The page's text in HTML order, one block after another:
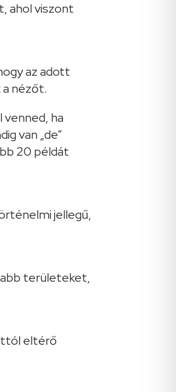
ahol viszont
az adott
nézőt.
jellegű,
területeket,
eltérő